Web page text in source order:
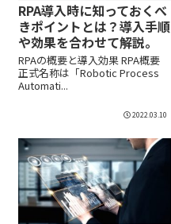
RPA導入時に知っておくべ
きポイントとは？導入手順
や効果を合わせて解説。
RPAの概要と導入効果 RPA概要
正式名称は「Robotic Process
Automati...
2022.03.10